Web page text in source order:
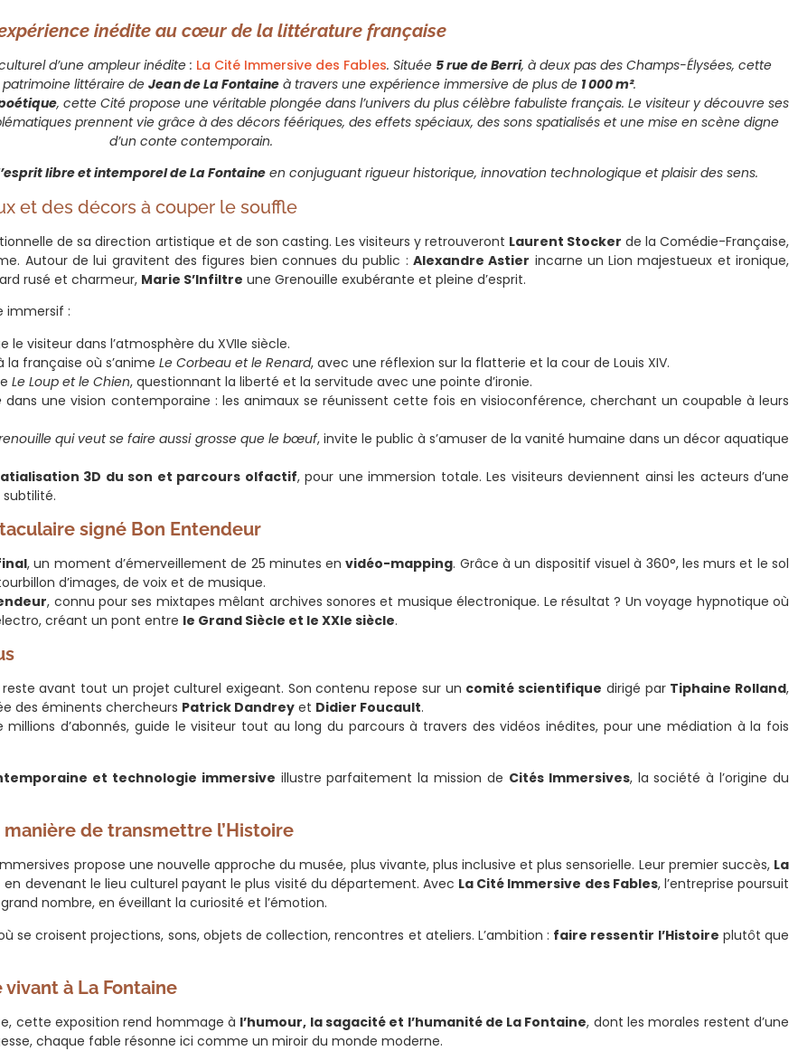
inédite au cœur de la littérature française
d’une ampleur inédite : La Cité Immersive des Fables. Située 5 rue de Berri, à deux pas des Champs-Élysées, cette
littéraire de Jean de La Fontaineà travers une expérience immersive de plus de 1 000 m².
, cette Cité propose une véritable plongée dans l’univers du plus célèbre fabuliste français. Le visiteur y découvre ses
prennent vie grâce à des décors féériques, des effets spéciaux, des sons spatialisés et une mise en scène digne
d’un conte contemporain.
libre et intemporel de La Fontaineen conjuguant rigueur historique, innovation technologique et plaisir des sens.
et des décors à couper le souffle
de sa direction artistique et de son casting. Les visiteurs y retrouveront Laurent Stocker de la Comédie-Française,
Autour de lui gravitent des figures bien connues du public : Alexandre Astier incarne un Lion majestueux et ironique,
rusé et charmeur, Marie S’Infiltre une Grenouille exubérante et pleine d’esprit.
immersif :
le visiteur dans l’atmosphère du XVIIe siècle.
la française où s’anime Le Corbeau et le Renard, avec une réflexion sur la flatterie et la cour de Louis XIV.
Le Loup et le Chien, questionnant la liberté et la servitude avec une pointe d’ironie.
dans une vision contemporaine : les animaux se réunissent cette fois en visioconférence, cherchant un coupable à leurs
qui veut se faire aussi grosse que le bœuf, invite le public à s’amuser de la vanité humaine dans un décor aquatique
3D du son et parcours olfactif, pour une immersion totale. Les visiteurs deviennent ainsi les acteurs d’une
signé Bon Entendeur
, un moment d’émerveillement de 25 minutes envidéo-mapping. Grâce à un dispositif visuel à 360°, les murs et le sol
d’images, de voix et de musique.
, connu pour ses mixtapes mêlant archives sonores et musique électronique. Le résultat ? Un voyage hypnotique où
créant un pont entre le Grand Siècle et le XXIe siècle.
avant tout un projet culturel exigeant. Son contenu repose sur un comité scientifique dirigé par Tiphaine Rolland,
des éminents chercheurs Patrick Dandrey et Didier Foucault.
millions d’abonnés, guide le visiteur tout au long du parcours à travers des vidéos inédites, pour une médiation à la fois
et technologie immersive illustre parfaitement la mission de Cités Immersives, la société à l’origine du
de transmettre l’Histoire
propose une nouvelle approche du musée, plus vivante, plus inclusive et plus sensorielle. Leur premier succès, La
devenant le lieu culturel payant le plus visité du département. Avec La Cité Immersive des Fables, l’entreprise poursuit
nombre, en éveillant la curiosité et l’émotion.
se croisent projections, sons, objets de collection, rencontres et ateliers. L’ambition : faire ressentir l’Histoire plutôt que
à La Fontaine
cette exposition rend hommage à l’humour, la sagacité et l’humanité de La Fontaine, dont les morales restent d’une
chaque fable résonne ici comme un miroir du monde moderne.